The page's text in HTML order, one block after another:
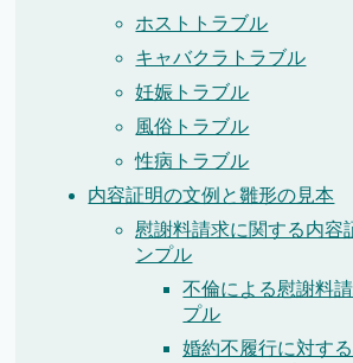
ホストトラブル
キャバクラトラブル
妊娠トラブル
風俗トラブル
性病トラブル
内容証明の文例と雛形の見本
慰謝料請求に関する内容
ンプル
不倫による慰謝料
プル
婚約不履行に対す